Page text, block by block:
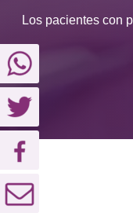
Los pacientes con